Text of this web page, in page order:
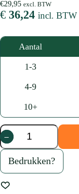
Aantal
1-3
4-9
10+
€29,95 excl. BTW
€ 36,24 incl. BTW
Frietbakje
A7
small
Karton
aantal
Bedrukken?